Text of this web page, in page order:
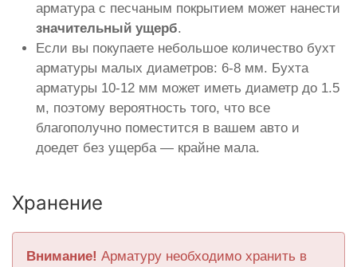
арматура с песчаным покрытием может нанести
значительный ущерб.
Если вы покупаете небольшое количество бухт
арматуры малых диаметров: 6-8 мм. Бухта
арматуры 10-12 мм может иметь диаметр до 1.5
м, поэтому вероятность того, что все
благополучно поместится в вашем авто и
доедет без ущерба — крайне мала.
Хранение
Внимание! Арматуру необходимо хранить в